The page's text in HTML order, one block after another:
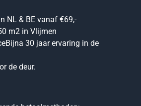
NL & BE vanaf €69,-
m2 in Vlijmen
30 jaar ervaring in de
de deur.